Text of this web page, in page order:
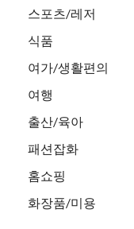
스포츠/레저
식품
여가/생활편의
여행
출산/육아
패션잡화
홈쇼핑
화장품/미용